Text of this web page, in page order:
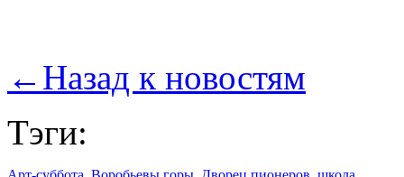
← Назад к новостям
Тэги: